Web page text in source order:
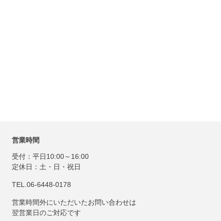
営業時間
受付：平日10:00～16:00
定休日：土・日・祝日
TEL.06-6448-0178
営業時間外にいただいたお問い合わせは
翌営業日のご対応です